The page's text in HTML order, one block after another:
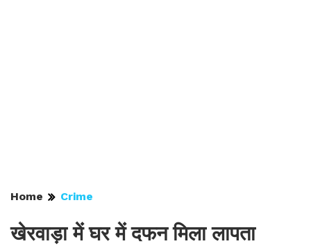
Home Crime
खेरवाड़ा में घर में दफन मिला लापता